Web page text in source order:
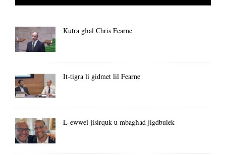
Kutra għal Chris Fearne
It-tigra li gidmet lil Fearne
L-ewwel jisirquk u mbagħad jigdbulek